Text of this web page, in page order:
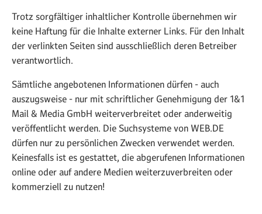
Trotz sorgfältiger inhaltlicher Kontrolle übernehmen wir
keine Haftung für die Inhalte externer Links. Für den Inhalt
der verlinkten Seiten sind ausschließlich deren Betreiber
verantwortlich.
Sämtliche angebotenen Informationen dürfen - auch
auszugsweise - nur mit schriftlicher Genehmigung der 1&1
Mail & Media GmbH weiterverbreitet oder anderweitig
veröffentlicht werden. Die Suchsysteme von WEB.DE
dürfen nur zu persönlichen Zwecken verwendet werden.
Keinesfalls ist es gestattet, die abgerufenen Informationen
online oder auf andere Medien weiterzuverbreiten oder
kommerziell zu nutzen!